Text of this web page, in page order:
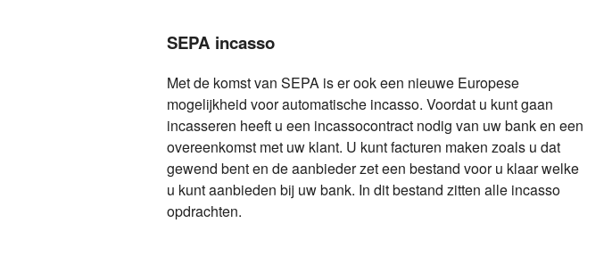
SEPA incasso
Met de komst van SEPA is er ook een nieuwe Europese
mogelijkheid voor automatische incasso. Voordat u kunt gaan
incasseren heeft u een incassocontract nodig van uw bank en een
overeenkomst met uw klant. U kunt facturen maken zoals u dat
gewend bent en de aanbieder zet een bestand voor u klaar welke
u kunt aanbieden bij uw bank. In dit bestand zitten alle incasso
opdrachten.